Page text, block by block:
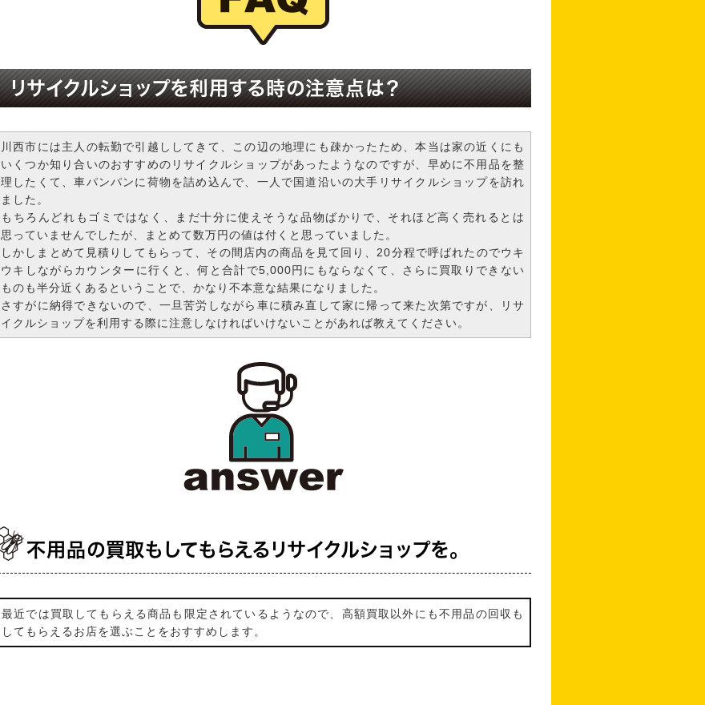
リサイクルショップを利用する時の注意点は？
川西市には主人の転勤で引越ししてきて、この辺の地理にも疎かったため、本当は家の近くにも
いくつか知り合いのおすすめのリサイクルショップがあったようなのですが、早めに不用品を整
理したくて、車パンパンに荷物を詰め込んで、一人で国道沿いの大手リサイクルショップを訪れ
ました。
もちろんどれもゴミではなく、まだ十分に使えそうな品物ばかりで、それほど高く売れるとは
思っていませんでしたが、まとめて数万円の値は付くと思っていました。
しかしまとめて見積りしてもらって、その間店内の商品を見て回り、20分程で呼ばれたのでウキ
ウキしながらカウンターに行くと、何と合計で5,000円にもならなくて、さらに買取りできない
ものも半分近くあるということで、かなり不本意な結果になりました。
さすがに納得できないので、一旦苦労しながら車に積み直して家に帰って来た次第ですが、リサ
イクルショップを利用する際に注意しなければいけないことがあれば教えてください。
不用品の買取もしてもらえるリサイクルショップを。
最近では買取してもらえる商品も限定されているようなので、高額買取以外にも不用品の回収も
してもらえるお店を選ぶことをおすすめします。